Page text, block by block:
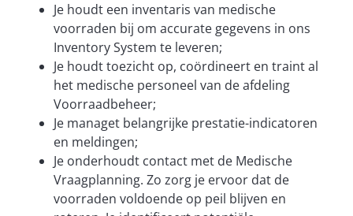
Je houdt een inventaris van medische
voorraden bij om accurate gegevens in ons
Inventory System te leveren;
Je houdt toezicht op, coördineert en traint al
het medische personeel van de afdeling
Voorraadbeheer;
Je managet belangrijke prestatie-indicatoren
en meldingen;
Je onderhoudt contact met de Medische
Vraagplanning. Zo zorg je ervoor dat de
voorraden voldoende op peil blijven en